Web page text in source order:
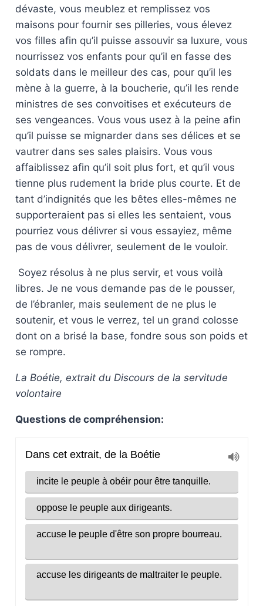
dévaste, vous meublez et remplissez vos
maisons pour fournir ses pilleries, vous élevez
vos filles afin qu’il puisse assouvir sa luxure, vous
nourrissez vos enfants pour qu’il en fasse des
soldats dans le meilleur des cas, pour qu’il les
mène à la guerre, à la boucherie, qu’il les rende
ministres de ses convoitises et exécuteurs de
ses vengeances. Vous vous usez à la peine afin
qu’il puisse se mignarder dans ses délices et se
vautrer dans ses sales plaisirs. Vous vous
affaiblissez afin qu’il soit plus fort, et qu’il vous
tienne plus rudement la bride plus courte. Et de
tant d’indignités que les bêtes elles-mêmes ne
supporteraient pas si elles les sentaient, vous
pourriez vous délivrer si vous essayiez, même
pas de vous délivrer, seulement de le vouloir.
Soyez résolus à ne plus servir, et vous voilà
libres. Je ne vous demande pas de le pousser,
de l’ébranler, mais seulement de ne plus le
soutenir, et vous le verrez, tel un grand colosse
dont on a brisé la base, fondre sous son poids et
se rompre.
La Boétie, extrait du Discours de la servitude
volontaire
Questions de compréhension: